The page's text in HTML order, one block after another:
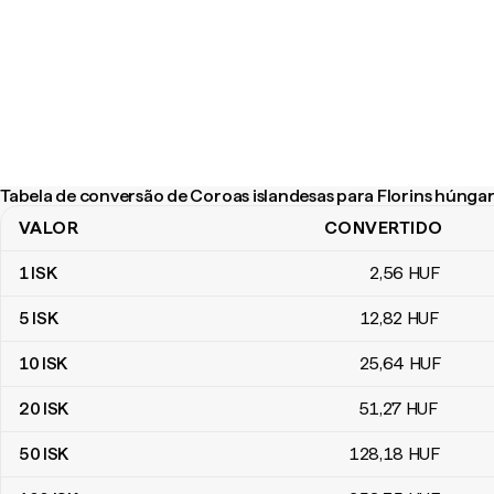
Tabela de conversão de Coroas islandesas para Florins
Tabela de conversão de Coroas islandesas para Florins húngaros
VALOR CONVERTIDO
1ISK 2,56 HUF
5 ISK 12,82 HUF
10 ISK 25,64 HUF
20 ISK 51,27 HUF
50 ISK 128,18 HUF